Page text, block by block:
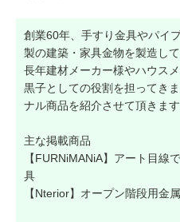
かたなび
すまいリング
Q＆A
創業60年、手すり金具やパイ
製の建築・家具金物を製造し
長年建材メーカー様やハウス
黒子としての役割を担ってき
ナル商品を紹介させて頂きます
主な掲載商品
【FURNiMANiA】アート目線
具
【Nterior】オープン階段用金